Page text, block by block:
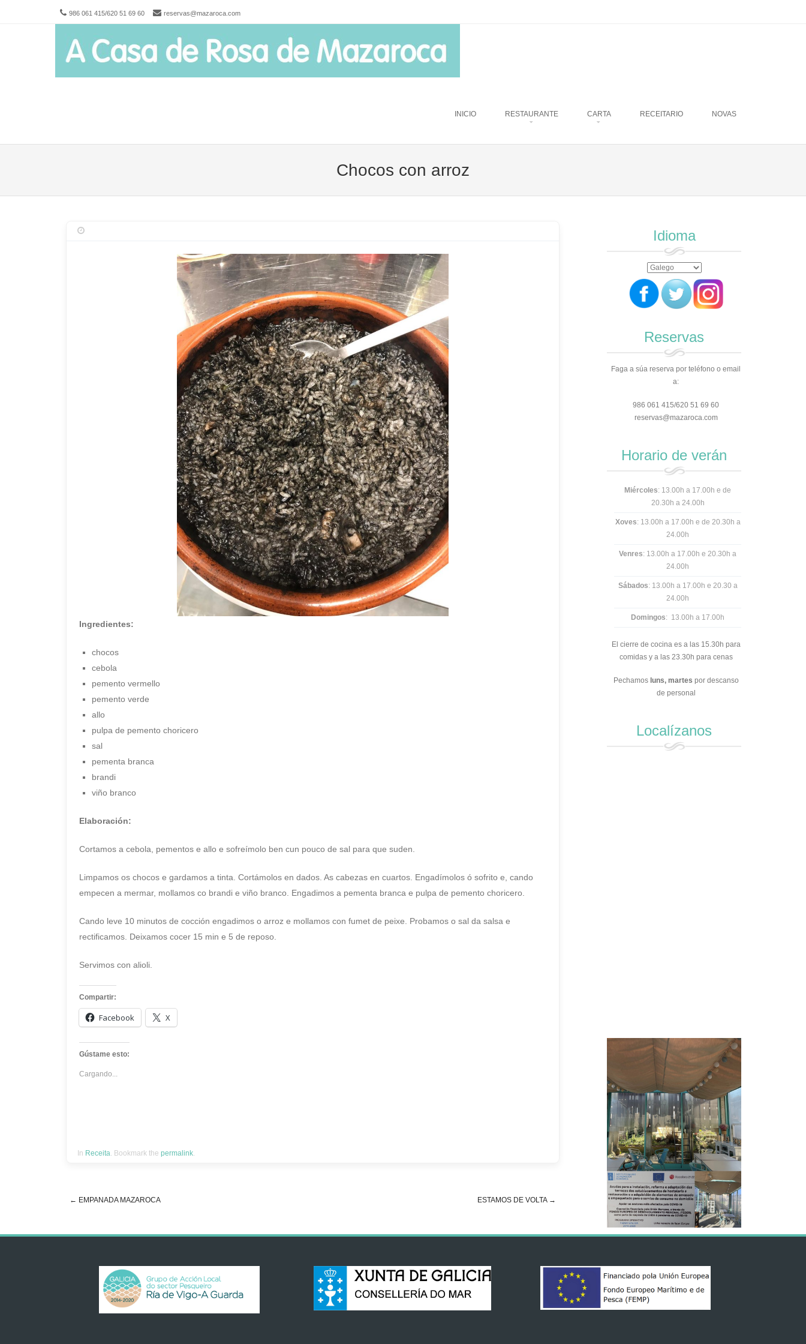
986 061 415/620 51 69 60 reservas@mazaroca.com
INICIO RESTAURANTE CARTA RECEITARIO NOVAS
Chocos con arroz
Ingredientes:
chocos
cebola
pemento vermello
pemento verde
allo
pulpa de pemento choricero
sal
pementa branca
brandi
viño branco
Elaboración:
Cortamos a cebola, pementos e allo e sofreímolo ben cun pouco de sal para que suden.
Limpamos os chocos e gardamos a tinta. Cortámolos en dados. As cabezas en cuartos. Engadímolos ó sofrito e, cando
empecen a mermar, mollamos co brandi e viño branco. Engadimos a pementa branca e pulpa de pemento choricero.
Cando leve 10 minutos de cocción engadimos o arroz e mollamos con fumet de peixe. Probamos o sal da salsa e
rectificamos. Deixamos cocer 15 min e 5 de reposo.
Servimos con alioli.
Compartir:
Facebook X
Gústame esto:
Cargando...
In Receita. Bookmark the permalink.
← EMPANADA MAZAROCA ESTAMOS DE VOLTA →
Idioma
Reservas
Faga a súa reserva por teléfono o email
a:
986 061 415/620 51 69 60
reservas@mazaroca.com
Horario de verán
Miércoles: 13.00h a 17.00h e de
20.30h a 24.00h
Xoves: 13.00h a 17.00h e de 20.30h a
24.00h
Venres: 13.00h a 17.00h e 20.30h a
24.00h
Sábados: 13.00h a 17.00h e 20.30 a
24.00h
Domingos: 13.00h a 17.00h
El cierre de cocina es a las 15.30h para
comidas y a las 23.30h para cenas
Pechamos luns, martes por descanso
de personal
Localízanos